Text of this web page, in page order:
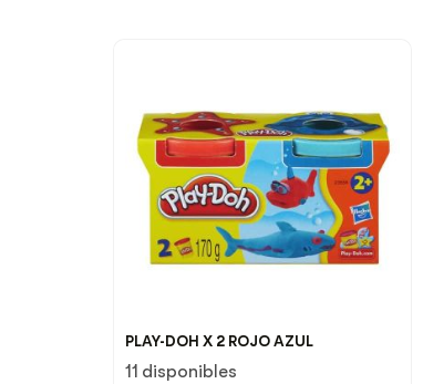
PLAY-DOH X 2 ROJO AZUL
11 disponibles